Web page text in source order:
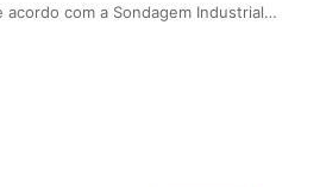
acordo com a Sondagem Industrial…